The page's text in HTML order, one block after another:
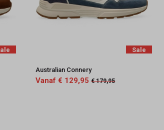
Sale
Australian Connery
Vanaf € 129,95 € 179,95